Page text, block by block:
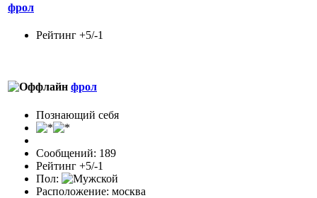
фрол
Рейтинг +5/-1
фрол
Познающий себя
Сообщений: 189
Рейтинг +5/-1
Пол:
Расположение: москва